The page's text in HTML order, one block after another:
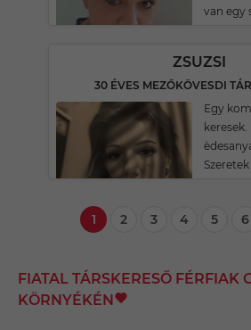
van egy
ZSUZSI
30 ÉVES MEZŐKÖVESDI
Egy
1 2 3 4 5 6
FIATAL TÁRSKERESŐ FÉRFIAK
KÖRNYÉKÉN